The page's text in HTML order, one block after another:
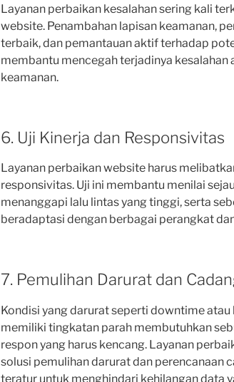
Layanan perbaikan kesalahan sering kali
website. Penambahan lapisan keamanan,
terbaik, dan pemantauan aktif terhadap
membantu mencegah terjadinya kesalahan
keamanan.
6. Uji Kinerja dan Responsivitas
Layanan perbaikan website harus
responsivitas. Uji ini membantu menilai
menanggapi lalu lintas yang tinggi, serta
beradaptasi dengan berbagai perangkat
7. Pemulihan Darurat dan
Kondisi yang darurat seperti downtime atau
memiliki tingkatan parah membutuhkan
respon yang harus kencang. Layanan
solusi pemulihan darurat dan perencanaan
teratur untuk menghindari kehilangan data